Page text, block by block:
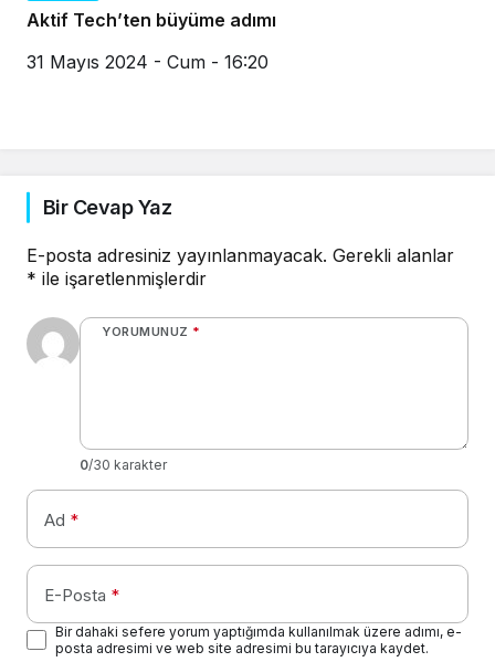
Aktif Tech’ten büyüme adımı
31 Mayıs 2024 - Cum - 16:20
Bir Cevap Yaz
E-posta adresiniz yayınlanmayacak. Gerekli alanlar
* ile işaretlenmişlerdir
YORUMUNUZ *
0/30 karakter
Ad *
E-Posta *
Bir dahaki sefere yorum yaptığımda kullanılmak üzere adımı, e-
posta adresimi ve web site adresimi bu tarayıcıya kaydet.